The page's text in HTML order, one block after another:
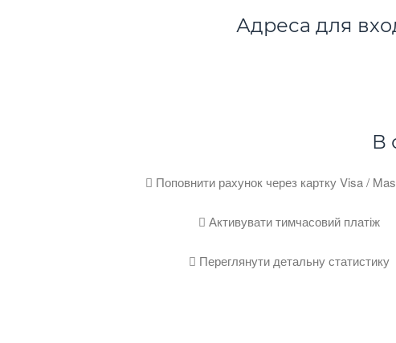
Адреса для
В
 Поповнити рахунок через картку Visa /
 Активувати тимчасовий платіж
 Переглянути детальну статистику